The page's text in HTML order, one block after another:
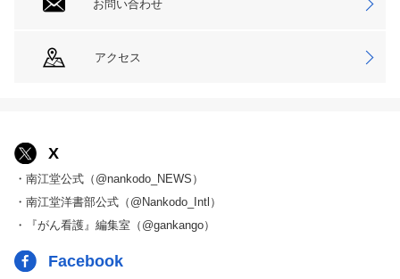
お問い合わせ
アクセス
X
・南江堂公式（@nankodo_NEWS）
・南江堂洋書部公式（@Nankodo_Intl）
・『がん看護』編集室（@gankango）
Facebook